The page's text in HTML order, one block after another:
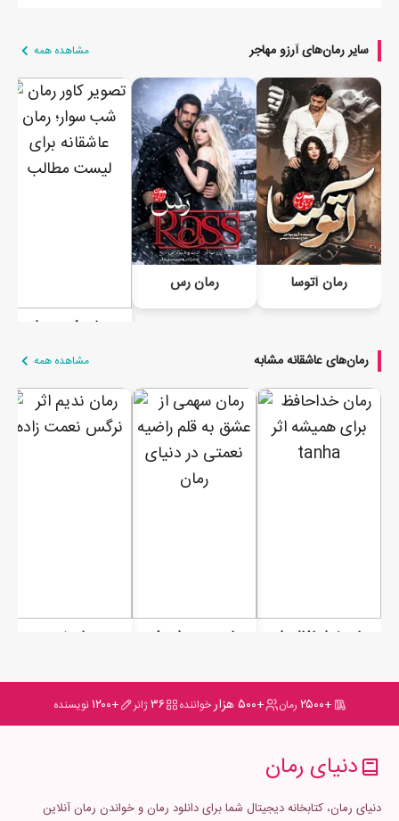
سایر رمان‌های آرزو مهاجر مشاهده همه
رمان آتوسا
رمان رس
رمان شب سوار
رمان‌های عاشقانه مشابه مشاهده همه
رمان سهمی از عشق رمان ندیم
+۲۵۰۰ رمان +۵۰۰ هزار خواننده ۳۶ژانر +۱۲۰۰ نویسنده
دنیای رمان
دنیای رمان، کتابخانه دیجیتال شما برای دانلود رمان و خواندن رمان آنلاین